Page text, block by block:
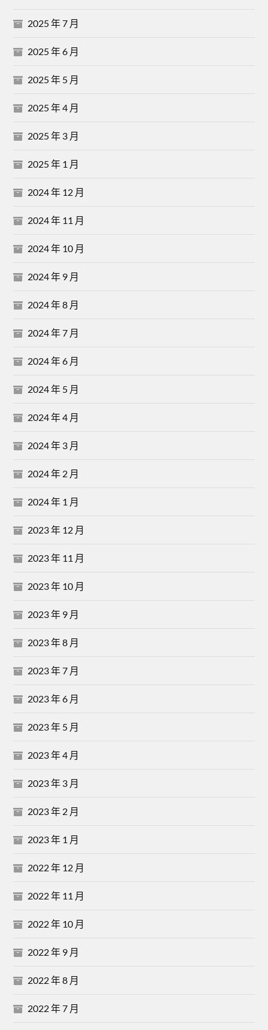
2025 年 7 月
2025 年 6 月
2025 年 5 月
2025 年 4 月
2025 年 3 月
2025 年 1 月
2024 年 12 月
2024 年 11 月
2024 年 10 月
2024 年 9 月
2024 年 8 月
2024 年 7 月
2024 年 6 月
2024 年 5 月
2024 年 4 月
2024 年 3 月
2024 年 2 月
2024 年 1 月
2023 年 12 月
2023 年 11 月
2023 年 10 月
2023 年 9 月
2023 年 8 月
2023 年 7 月
2023 年 6 月
2023 年 5 月
2023 年 4 月
2023 年 3 月
2023 年 2 月
2023 年 1 月
2022 年 12 月
2022 年 11 月
2022 年 10 月
2022 年 9 月
2022 年 8 月
2022 年 7 月